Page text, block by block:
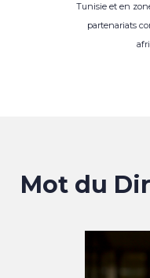
Tunisie et en
partenariats
Mot du